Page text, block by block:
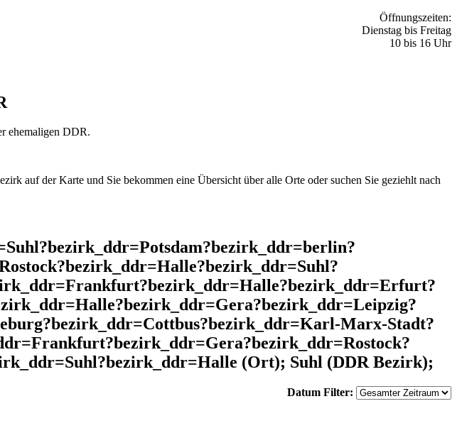
Öffnungszeiten:
Dienstag bis Freitag
10 bis 16 Uhr
ehemaligen DDR.
auf der Karte und Sie bekommen eine Übersicht über alle Orte oder suchen Sie geziehlt nach
Marx-Stadt?
(Ort); Suhl (DDR Bezirk);
Datum Filter: